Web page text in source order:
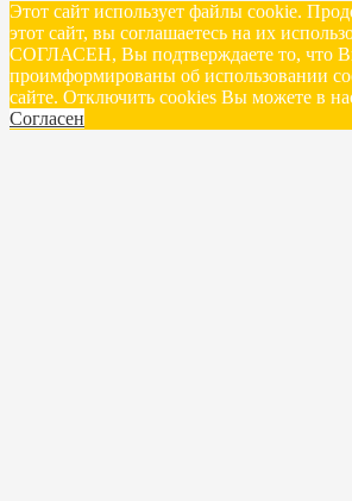
Этот сайт использует файлы cookie.
этот сайт, вы соглашаетесь на их
СОГЛАСЕН, Вы подтверждаете то, что
проимформированы об использовании
сайте. Отключить cookies Вы можете в
Согласен